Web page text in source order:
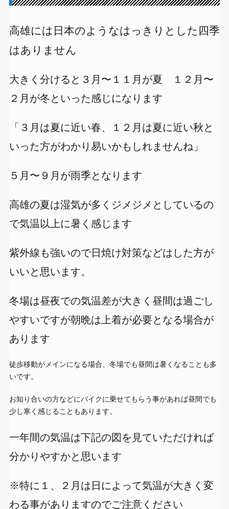
高雄には日本のようなはっきりとした四季
はありません
大きく分けると３月〜１１月が夏 １２月〜
２月が冬といった感じになります
「３月は夏に近い春、１２月は夏に近い秋と
いった方がわかり易いかもしれませんね」
５月〜９月が雨季となります
高雄の夏は湿気が多くジメジメとしているの
で気温以上に暑く感じます
紫外線も強いので日焼け対策などはした方が
いいと思います。
冬場は昼夜での気温差が大きく昼間は過ごし
やすいですが朝晩は上着が必要となる場合が
あります
徒歩移動がメインになる場合、冬場でも昼間は暑くなることも多
いです。
お知り合いの方などにバイクに乗せてもらう事があれば昼間でも
少し寒く感じることもあります。
一年間の気温は下記の図を見ていただければ
分かりやすかと思います
※特に１、２月は日によって気温が大きく変
わる事がありますのでご注意ください